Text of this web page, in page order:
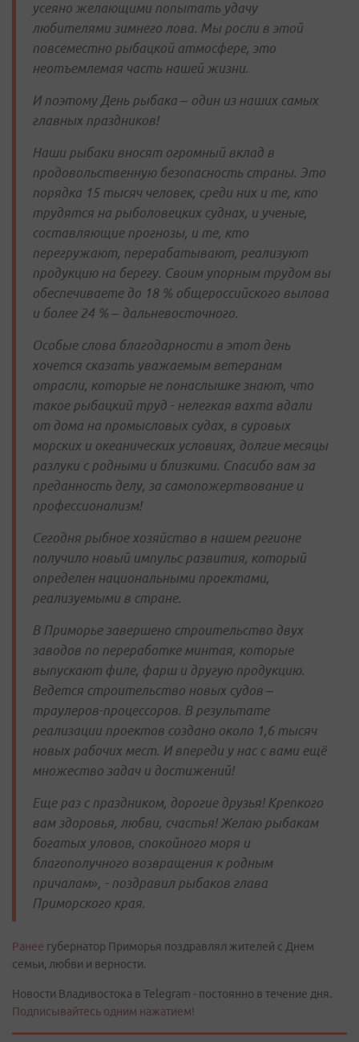
усеяно желающими попытать удачу
любителями зимнего лова. Мы росли в этой
повсеместно рыбацкой атмосфере, это
неотъемлемая часть нашей жизни.
И поэтому День рыбака – один из наших самых
главных праздников!
Наши рыбаки вносят огромный вклад в
продовольственную безопасность страны. Это
порядка 15 тысяч человек, среди них и те, кто
трудятся на рыболовецких суднах, и ученые,
составляющие прогнозы, и те, кто
перегружают, перерабатывают, реализуют
продукцию на берегу. Своим упорным трудом вы
обеспечиваете до 18 % общероссийского вылова
и более 24 % – дальневосточного.
Особые слова благодарности в этот день
хочется сказать уважаемым ветеранам
отрасли, которые не понаслышке знают, что
такое рыбацкий труд - нелегкая вахта вдали
от дома на промысловых судах, в суровых
морских и океанических условиях, долгие месяцы
разлуки с родными и близкими. Спасибо вам за
преданность делу, за самопожертвование и
профессионализм!
Сегодня рыбное хозяйство в нашем регионе
получило новый импульс развития, который
определен национальными проектами,
реализуемыми в стране.
В Приморье завершено строительство двух
заводов по переработке минтая, которые
выпускают филе, фарш и другую продукцию.
Ведется строительство новых судов –
траулеров-процессоров. В результате
реализации проектов создано около 1,6 тысяч
новых рабочих мест. И впереди у нас с вами ещё
множество задач и достижений!
Еще раз с праздником, дорогие друзья! Крепкого
вам здоровья, любви, счастья! Желаю рыбакам
богатых уловов, спокойного моря и
благополучного возвращения к родным
причалам», - поздравил рыбаков глава
Приморского края.
Ранее губернатор Приморья поздравлял жителей с Днем
семьи, любви и верности.
Новости Владивостока в Telegram - постоянно в течение дня.
Подписывайтесь одним нажатием!